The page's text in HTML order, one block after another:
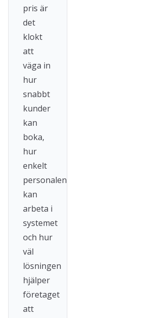
pris är
det
klokt
att
väga in
hur
snabbt
kunder
kan
boka,
hur
enkelt
personalen
kan
arbeta i
systemet
och hur
väl
lösningen
hjälper
företaget
att